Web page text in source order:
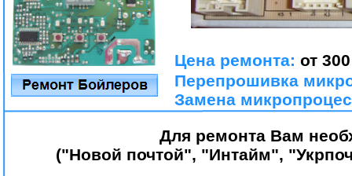
Цена ремонта: от
Перепрошивка
Замена
Для ремонта Вам
("Новой почтой", "Интайм",